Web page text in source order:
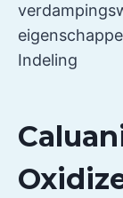
Indeling